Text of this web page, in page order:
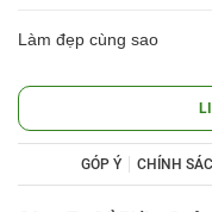
Làm đẹp cùng sao
GÓP Ý CHÍNH